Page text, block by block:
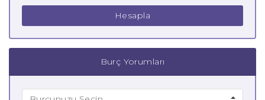
Hesapla
Burç Yorumları